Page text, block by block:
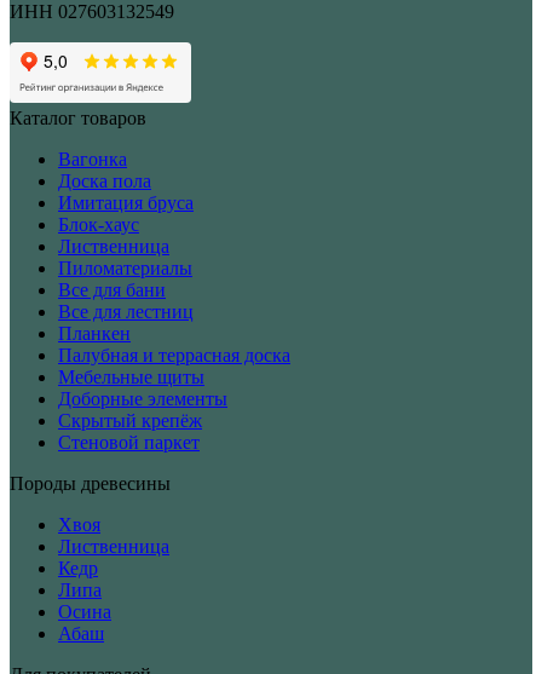
ИНН 027603132549
Каталог товаров
Вагонка
Доска пола
Имитация бруса
Блок-хаус
Лиственница
Пиломатериалы
Все для бани
Все для лестниц
Планкен
Палубная и террасная доска
Мебельные щиты
Доборные элементы
Скрытый крепёж
Стеновой паркет
Породы древесины
Хвоя
Лиственница
Кедр
Липа
Осина
Абаш